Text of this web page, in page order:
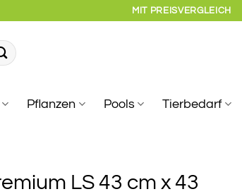
MIT PREISVERGLEICH
Pflanzen Pools Tierbedarf
LS 43 cm x 43